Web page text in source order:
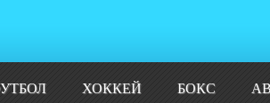
ХОККЕЙ БОКС